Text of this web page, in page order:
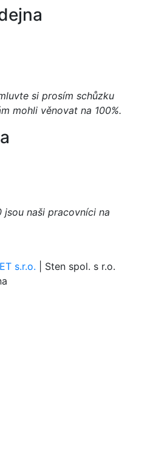
si prosím schůzku
mohli věnovat na 100%.
jsou naši pracovníci na
s.r.o. | Sten spol. s r.o.